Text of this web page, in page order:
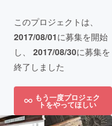
このプロジェクトは、
2017/08/01に募集を開始
し、 2017/08/30に募集を
終了しました
もう一度プロジェク
トをやってほしい